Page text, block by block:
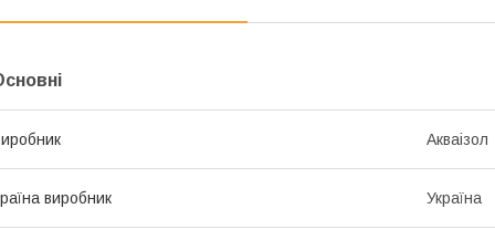
Акваізол
виробник Україна